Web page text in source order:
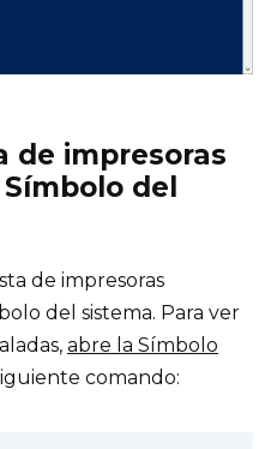
de impresoras
del
de impresoras
del sistema. Para ver
abre la Símbolo
comando: